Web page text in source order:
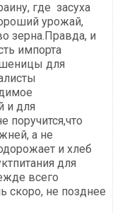
где засуха
урожай,
зерна.Правда, и
импорта
для
и для
поручится,что
а не
и хлеб
для
всего
скоро, не позднее